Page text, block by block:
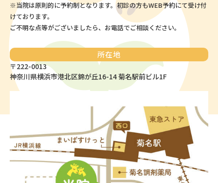
※当院は原則的に予約制となります。初診の方もWEB予約にて受け付
けております。
ご不明な点等がございましたら、お電話でご相談ください。
所在地
〒222-0013
神奈川県横浜市港北区錦が丘16-14 菊名駅前ビル1F